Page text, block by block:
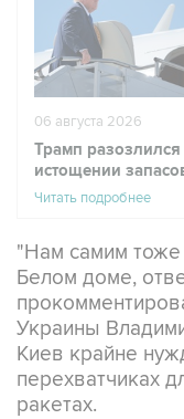
06 августа 2026
Трамп
истощении
Читать подробнее
"Нам самим тоже
Белом доме,
Украины
Киев крайне
перехватчиках
ракетах.